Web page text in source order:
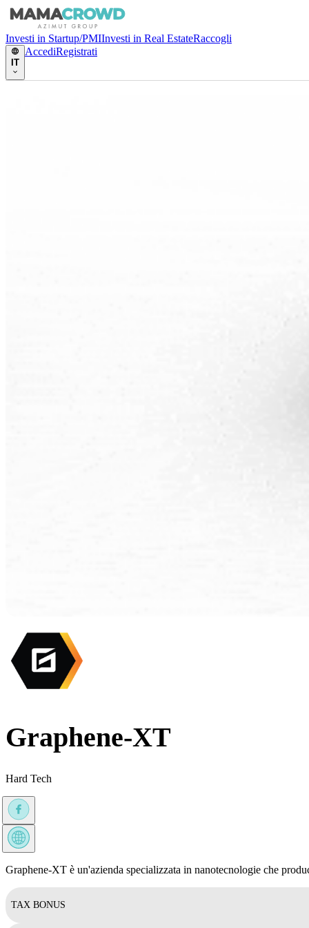
Investi in Startup/PMIInvesti in Real EstateRaccogli
IT
AccediRegistrati
Graphene-XT
Hard Tech
Graphene-XT è un'azienda specializzata in nanotecnologie che
TAX BONUS